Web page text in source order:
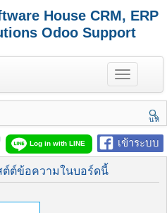
House CRM, ERP
Odoo Support
T
o
g
e
n
a
v
g
นห
า
เข้าระบบ
Log in with LINE
ต์ต์ข้อความในบอร์ดนี้